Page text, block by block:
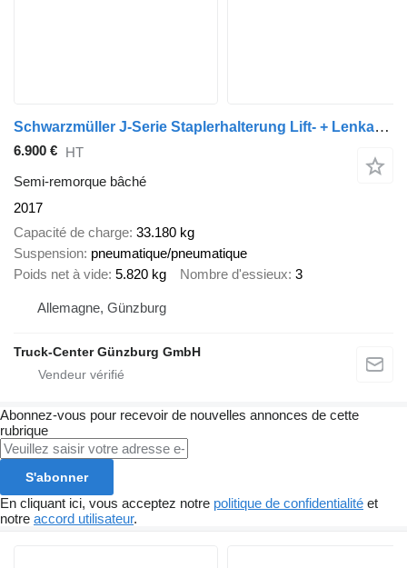
Schwarzmüller J-Serie Staplerhalterung Lift- + Lenkachse
6.900 € HT
Semi-remorque bâché
2017
Capacité de charge 33.180 kg
Suspension pneumatique/pneumatique
Poids net à vide 5.820 kg Nombre d'essieux 3
Allemagne, Günzburg
Truck-Center Günzburg GmbH
Abonnez-vous pour recevoir de nouvelles annonces de cette
rubrique
S'abonner
En cliquant ici, vous acceptez notre politique de confidentialité et
notre accord utilisateur.